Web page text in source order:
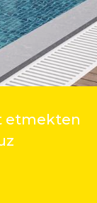
etmekten